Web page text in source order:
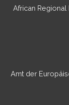
African Regional
Amt der